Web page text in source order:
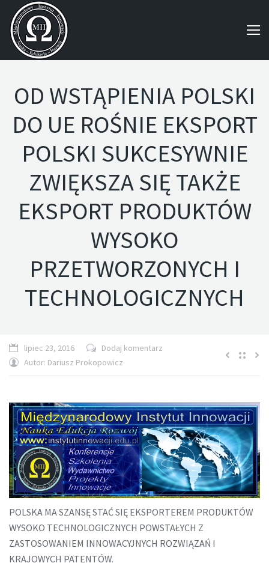
OD WSTĄPIENIA POLSKI
DO UE ROŚNIE EKSPORT
POLSKI SUKCESYWNIE
ZWIĘKSZA SIĘ TAKŻE
EKSPORT PRODUKTÓW
WYSOKO
PRZETWORZONYCH I
TECHNOLOGICZNYCH
lipiec 23, 2016
Dodaj komentarz
Autor: Dariusz Prokopowicz
POLSKA MA SZANSĘ STAĆ SIĘ EKSPORTEREM PRODUKTÓW
WYSOKO TECHNOLOGICZNYCH POWSTAŁYCH Z
ZASTOSOWANIEM INNOWACYJNYCH ROZWIĄZAŃ I
KRAJOWYCH PATENTÓW.